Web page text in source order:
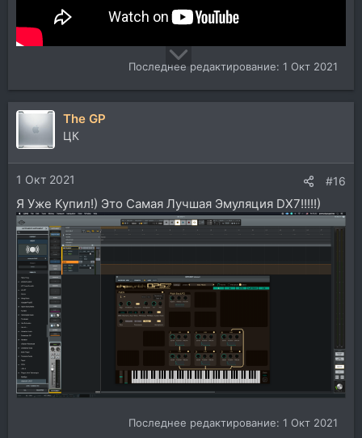
Последнее редактирование: 1 Окт 2021
The GP
ЦК
1 Окт 2021 #16
Я Уже Купил!) Это Самая Лучшая Эмуляция DX7!!!!!)
Последнее редактирование: 1 Окт 2021